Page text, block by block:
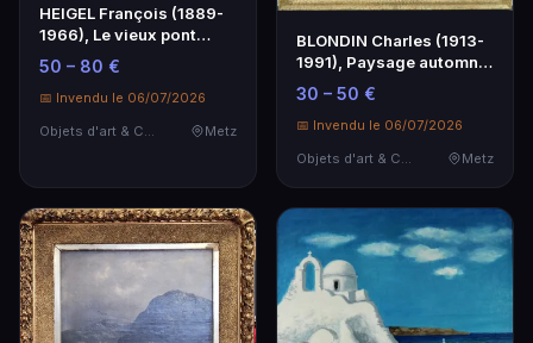
HEIGEL François (1889-
1966), Le vieux pont
(Gorze, Moselle),…
50 – 80 €
📅 Invendu le 06/07/2026
Objets d'art & Curiosités
Metz
BLONDIN Charles (1913-
1991), Paysage automnal
au pêcheur, hs…
30 – 50 €
📅 Invendu le 06/07/2026
Metz